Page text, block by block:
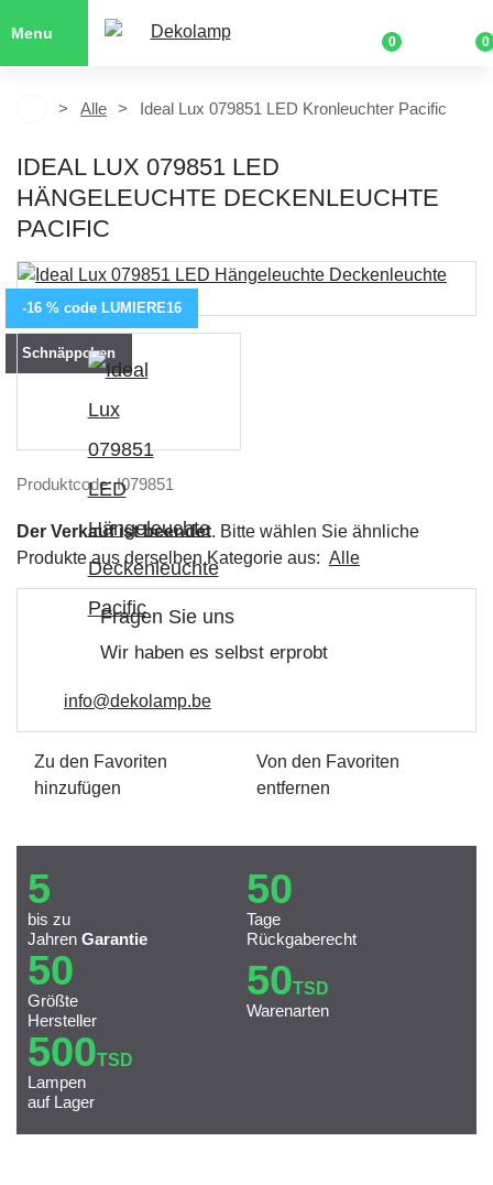
Menu
0 0
Alle Ideal Lux 079851 LED Kronleuchter Pacific
IDEAL LUX 079851 LED
HÄNGELEUCHTE DECKENLEUCHTE
PACIFIC
-16 % code LUMIERE16
Schnäppchen
Produktcode: I079851
Der Verkauf ist beendet. Bitte wählen Sie ähnliche
Produkte aus derselben Kategorie aus: Alle
Fragen Sie uns
Wir haben es selbst erprobt
info@dekolamp.be
Zu den Favoriten
hinzufügen
Von den Favoriten
entfernen
5
bis zu
Jahren Garantie
50
Tage
Rückgaberecht
50
Größte
Hersteller
50TSD
Warenarten
500TSD
Lampen
auf Lager